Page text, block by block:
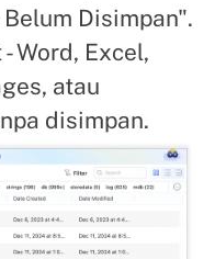
Disimpan".
Word, Excel,
atau
disimpan.